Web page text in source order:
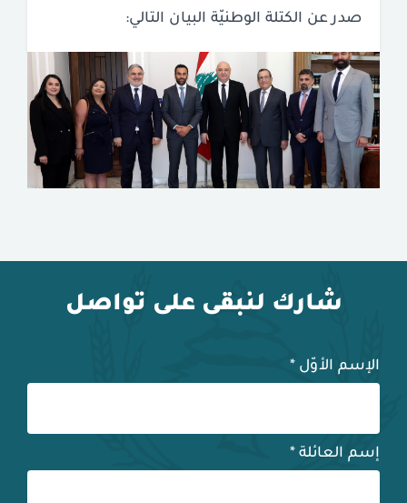
صدر عن الكتلة الوطنيّة البيان التالي:
شارك لنبقى على تواصل
الإسم الأوّل *
إسم العائلة *